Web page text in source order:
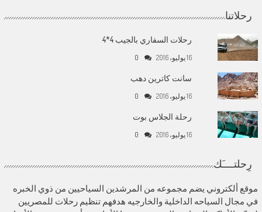
رحلاتنا
رحلات السفاري بالجيب 4*4
16 يوليو، 2016 0
سانت كاترين دهب
16 يوليو، 2016 0
رحلة الجلاس بوت
16 يوليو، 2016 0
رِحلتــــَك
موقع ألكتروني يضم مجموعه من المرشدين السياحيين من ذوي الخبره
في مجال السياحه الداخلية والخارجيه هدفهم تنظيم رحلات للمصريين